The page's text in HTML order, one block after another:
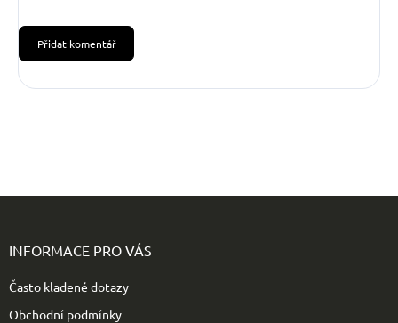
Přidat komentář
INFORMACE PRO VÁS
Často kladené dotazy
Obchodní podmínky